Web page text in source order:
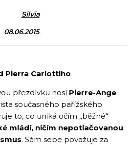
Silvia
08.06.2015
Pierra Carlottiho
přezdívku nosí Pierre-Ange
současného pařížského
to, co uniká očím „běžné“
mládí, ničím nepotlačovanou
. Sám sebe považuje za